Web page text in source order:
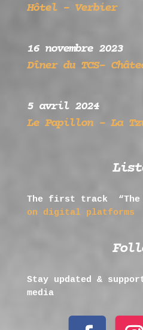
Hôtel – Verbier
16 novembre 2023
Dîner du TCS-
5 avril 2024
Le Papillon – La
The first track
on digital platforms
Stay updated &
media